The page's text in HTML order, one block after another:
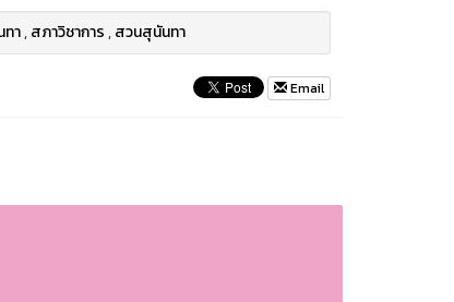
า,สภาวิชาการ,สวนสุนันทา
Email